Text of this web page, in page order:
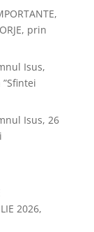
prin
Isus,
Isus, 26
2026,